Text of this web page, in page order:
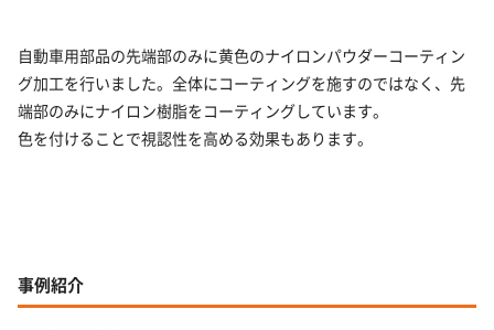
自動車用部品の先端部のみに黄色のナイロンパウダーコーティン
グ加工を行いました。全体にコーティングを施すのではなく、先
端部のみにナイロン樹脂をコーティングしています。
色を付けることで視認性を高める効果もあります。
事例紹介